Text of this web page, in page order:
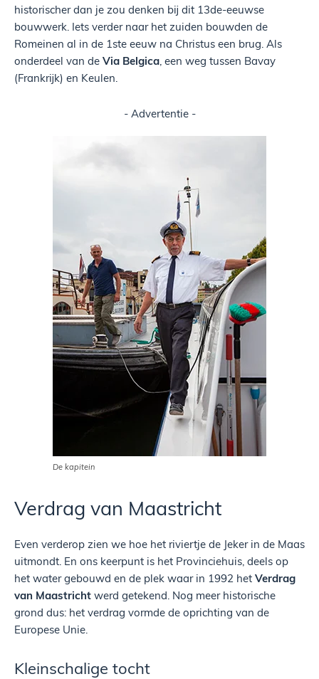
historischer dan je zou denken bij dit 13de-eeuwse
bouwwerk. Iets verder naar het zuiden bouwden de
Romeinen al in de 1ste eeuw na Christus een brug. Als
onderdeel van de Via Belgica , een weg tussen Bavay
(Frankrijk) en Keulen.
- Advertentie -
De kapitein
Verdrag van Maastricht
Even verderop zien we hoe het riviertje de Jeker in de Maas
uitmondt. En ons keerpunt is het Provinciehuis, deels op
het water gebouwd en de plek waar in 1992 het Verdrag
van Maastricht werd getekend. Nog meer historische
grond dus: het verdrag vormde de oprichting van de
Europese Unie.
Kleinschalige tocht